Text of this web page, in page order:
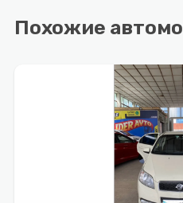
Похожие